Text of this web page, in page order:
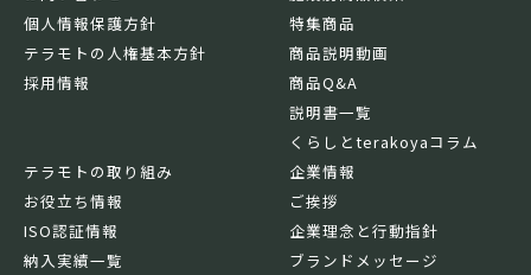
個人情報保護方針
テラモトの人権基本方針
採用情報
特集商品
商品説明動画
商品Q&A
説明書一覧
くらしとterakoyaコラム
テラモトの取り組み
お役立ち情報
ISO認証情報
納入実績一覧
企業情報
ご挨拶
企業理念と行動指針
ブランドメッセージ